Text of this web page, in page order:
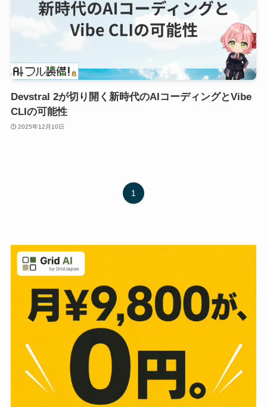
Devstral 2が切り開く新時代のAIコーディングとVibe
CLIの可能性
2025年12月10日
1